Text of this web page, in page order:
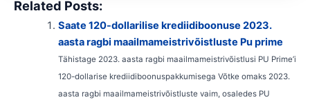
Related Posts:
Saate 120-dollarilise krediidiboonuse 2023.
aasta ragbi maailmameistrivõistluste Pu prime
Tähistage 2023. aasta ragbi maailmameistrivõistlusi PU Prime’i
120-dollarise krediidiboonuspakkumisega Võtke omaks 2023.
aasta ragbi maailmameistrivõistluste vaim, osaledes PU